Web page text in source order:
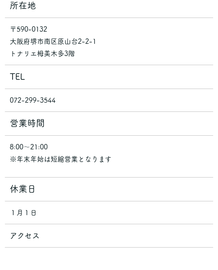
所在地
〒590-0132
大阪府堺市南区原山台2-2-1
トナリエ栂美木多3階
TEL
072-299-3544
営業時間
8:00～21:00
※年末年始は短縮営業となります
休業日
１月１日
アクセス